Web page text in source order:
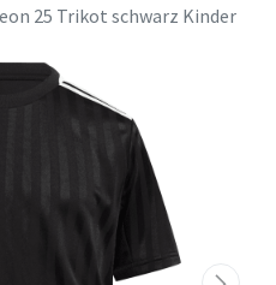
25 Trikot schwarz Kinder